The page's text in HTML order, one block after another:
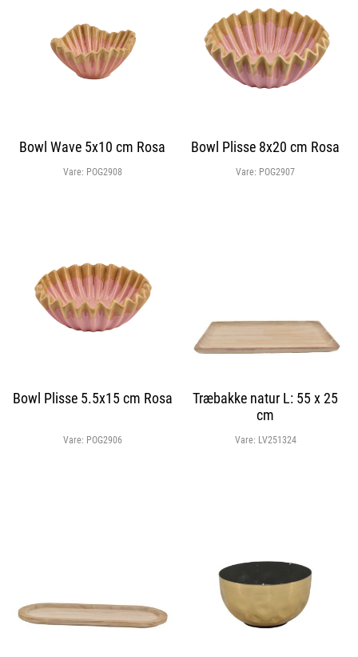
Bowl Wave 5x10 cm Rosa
Vare: POG2908
Bowl Plisse 8x20 cm Rosa
Vare: POG2907
Bowl Plisse 5.5x15 cm Rosa
Vare: POG2906
Træbakke natur L: 55 x 25
cm
Vare: LV251324